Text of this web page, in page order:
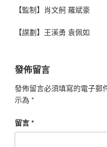
【監制】肖文舸 羅斌豪
【謀劃】王溪勇 袁佩如
發佈留言
發佈留言必須填寫的電子郵
示為 *
留言*